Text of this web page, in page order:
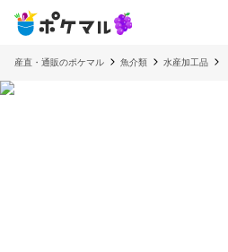
産直・通販のポケマル 魚介類 水産加工品